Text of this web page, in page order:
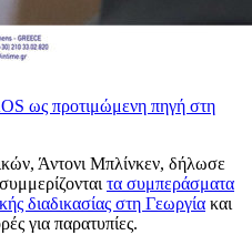
ως προτιμώμενη πηγή στη
Άντονι Μπλίνκεν, δήλωσε
τα συμπεράσματα
διαδικασίας στη Γεωργία και
για παρατυπίες.